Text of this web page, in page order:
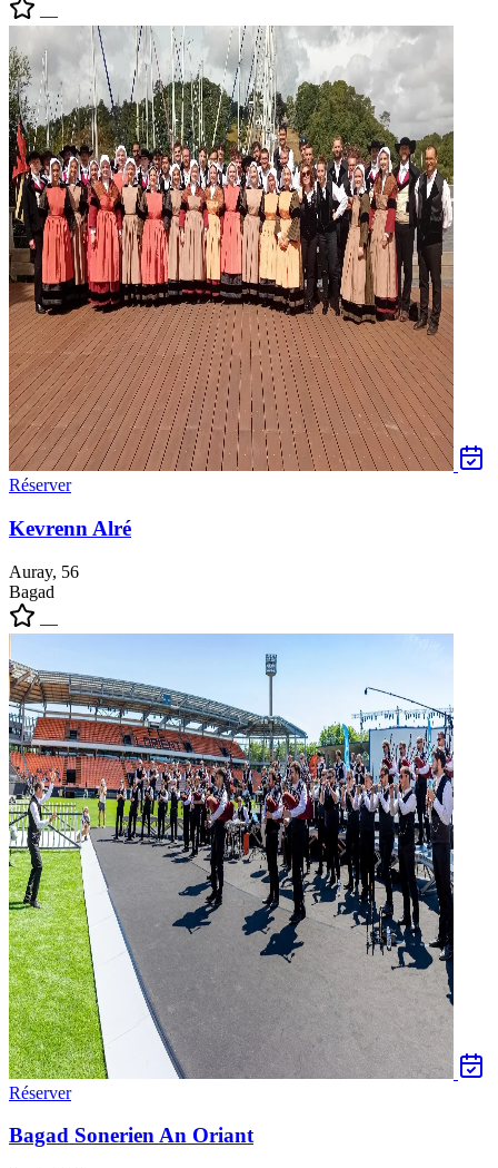
—
Réserver
Kevrenn Alré
Auray, 56
Bagad
—
Réserver
Bagad Sonerien An Oriant